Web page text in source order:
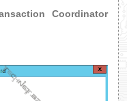
Coordinator